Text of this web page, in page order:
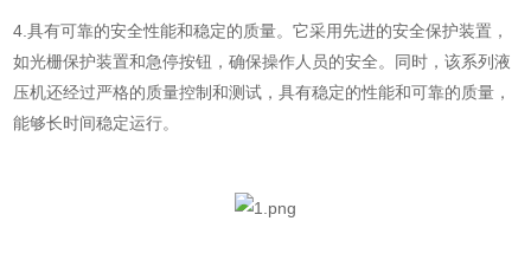
4.具有可靠的安全性能和稳定的质量。它采用先进的安全保护装置，
如光栅保护装置和急停按钮，确保操作人员的安全。同时，该系列液
压机还经过严格的质量控制和测试，具有稳定的性能和可靠的质量，
能够长时间稳定运行。